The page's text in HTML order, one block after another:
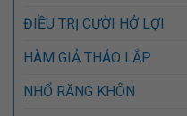
ĐIỀU TRỊ CƯỜI HỞ LỢI
HÀM GIẢ THÁO LẮP
NHỔ RĂNG KHÔN